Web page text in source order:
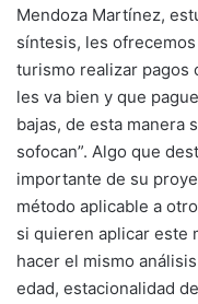
Mendoza Martínez,
síntesis, les
turismo realizar pagos
les va bien y que
bajas, de esta manera
sofocan”. Algo que
importante de su
método aplicable a
si quieren aplicar este
hacer el mismo
edad, estacionalidad